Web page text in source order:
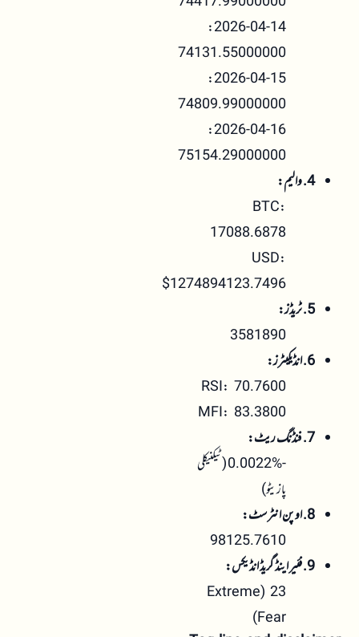
2026-04-14:
74131.55000000
2026-04-15:
74809.99000000
2026-04-16:
75154.29000000
4. والیم:
BTC:
17088.6878
USD:
$1274894123.7496
5. ٹریڈز:
3581890
6. انڈیکیٹرز:
RSI: 70.7600
MFI: 83.3800
7. فنڈنگ ریٹ:
-0.0022% (ٹیکنیکلی
پازیٹو)
8. اوپن انٹرسٹ:
98125.7610
9. فئیر اینڈ گریڈ انڈیکس:
23 (Extreme
Fear)